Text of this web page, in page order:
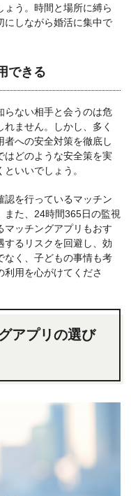
ょう。時間と場所に縛ら
にしながら婚活に集中で
できる
らない相手と会うのは危
ません。しかし、多く
への安全対策を徹底し
はどのような安全策を実
いいでしょう。
認を行っているマッチン
また、24時間365日の監視
マッチングアプリもおす
するリスクを回避し、効
なく、子どもの事情も考
用を心がけてくださ
アプリの選び